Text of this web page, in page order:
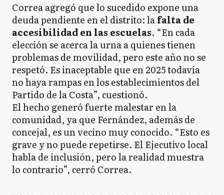
Correa agregó que lo sucedido expone una
deuda pendiente en el distrito: lafalta de
accesibilidad en las escuelas. “En cada
elección se acerca la urna a quienes tienen
problemas de movilidad, pero este año no se
respetó. Es inaceptable que en 2025 todavía
no haya rampas en los establecimientos del
Partido de la Costa”, cuestionó.
El hecho generó fuerte malestar en la
comunidad, ya que Fernández, además de
concejal, es un vecino muy conocido. “Esto es
grave y no puede repetirse. El Ejecutivo local
habla de inclusión, pero la realidad muestra
lo contrario”, cerró Correa.